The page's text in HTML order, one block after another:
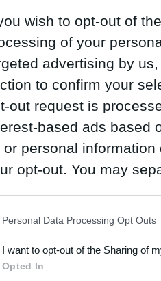
wish to opt-out of
of your
advertising by
to confirm your
out request is
based ads based
or personal
opt-out. You may
Participants
parties.
Personal Data Processing Opt Outs
I want to opt-out of the Sharing of
Opted In